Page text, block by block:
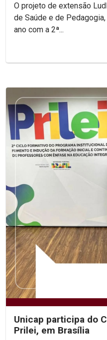
O projeto de extensão
de Saúde e de
ano com a 2ª...
Unicap participa do
Prilei, em Brasília